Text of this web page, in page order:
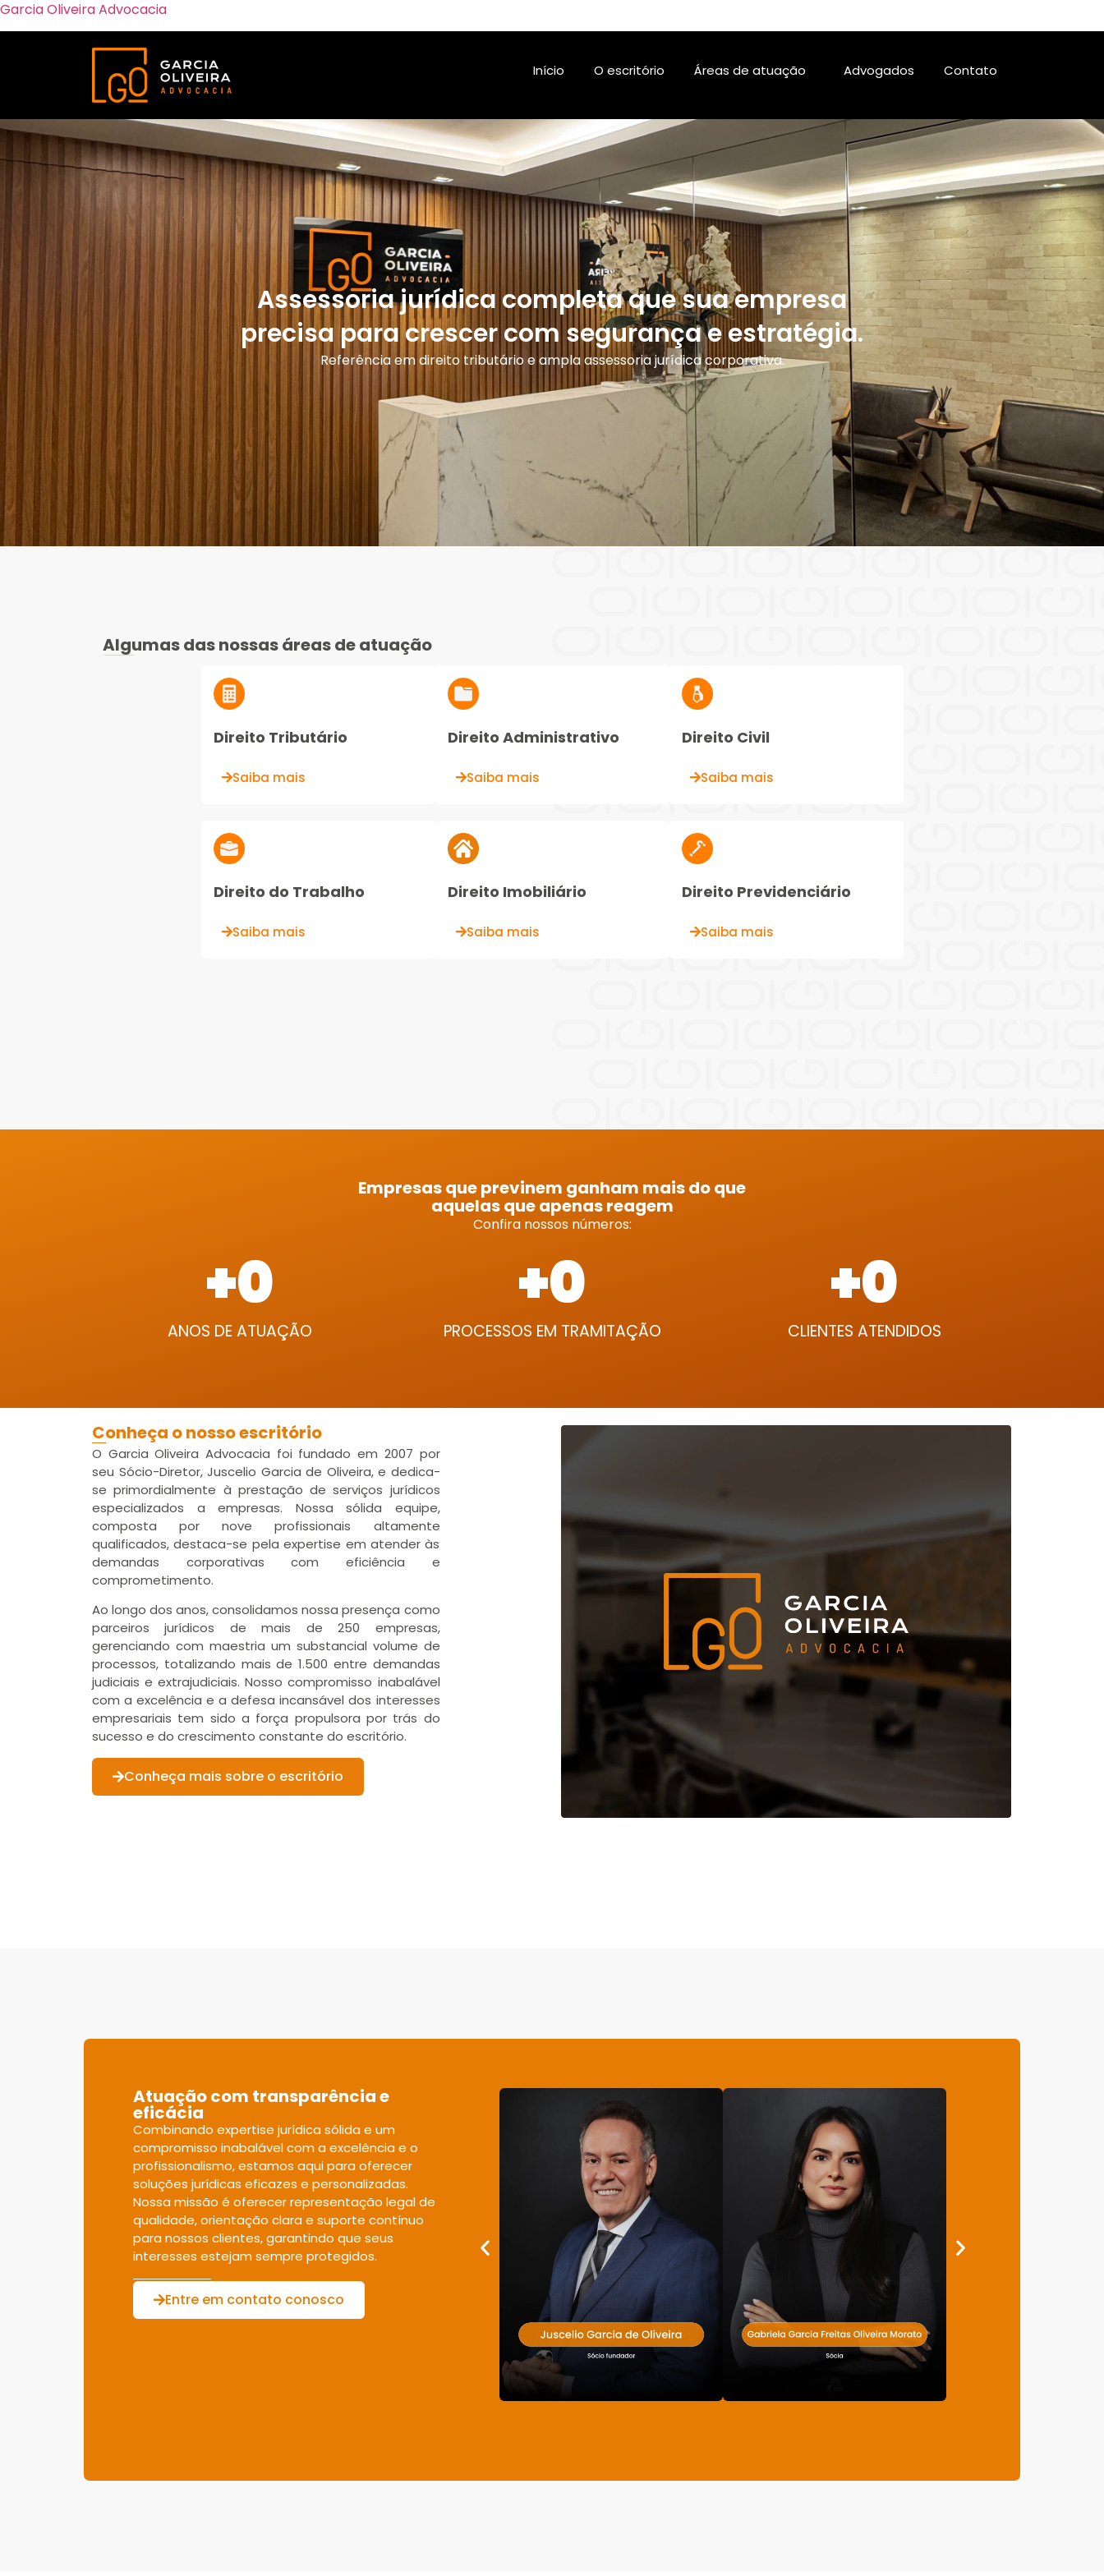
Garcia Oliveira Advocacia
Início O escritório Áreas de atuação Advogados Contato
Assessoria jurídica completa que sua empresa
precisa para crescer com segurança e estratégia.
Referência em direito tributário e ampla assessoria jurídica corporativa.
Algumas das nossas áreas de atuação
Direito Tributário
Saiba mais
Direito Administrativo
Saiba mais
Direito Civil
Saiba mais
Direito do Trabalho
Saiba mais
Direito Imobiliário
Saiba mais
Direito Previdenciário
Saiba mais
Empresas que previnem ganham mais do que
aquelas que apenas reagem
Confira nossos números:
ANOS DE ATUAÇÃO
+0
PROCESSOS EM TRAMITAÇÃO
+0
CLIENTES ATENDIDOS
+0
Conheça o nosso escritório
O Garcia Oliveira Advocacia foi fundado em 2007 por
seu Sócio-Diretor, Juscelio Garcia de Oliveira, e dedica-
se primordialmente à prestação de serviços jurídicos
especializados a empresas. Nossa sólida equipe,
composta por nove profissionais altamente
qualificados, destaca-se pela expertise em atender às
demandas corporativas com eficiência e
comprometimento.
Ao longo dos anos, consolidamos nossa presença como
parceiros jurídicos de mais de 250 empresas,
gerenciando com maestria um substancial volume de
processos, totalizando mais de 1.500 entre demandas
judiciais e extrajudiciais. Nosso compromisso inabalável
com a excelência e a defesa incansável dos interesses
empresariais tem sido a força propulsora por trás do
sucesso e do crescimento constante do escritório.
Conheça mais sobre o escritório
Atuação com transparência e
eficácia
Combinando expertise jurídica sólida e um
compromisso inabalável com a excelência e o
profissionalismo, estamos aqui para oferecer
soluções jurídicas eficazes e personalizadas.
Nossa missão é oferecer representação legal de
qualidade, orientação clara e suporte contínuo
para nossos clientes, garantindo que seus
interesses estejam sempre protegidos.
Entre em contato conosco